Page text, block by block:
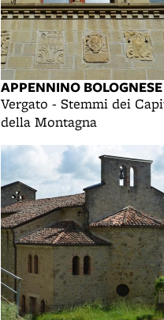
APPENNINO BOLOGNESE
Vergato - Stemmi dei
della Montagna